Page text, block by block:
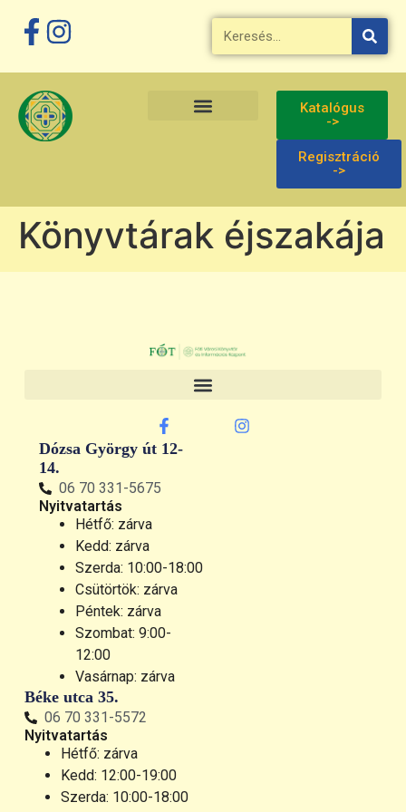
Katalógus
->
Regisztráció
->
Könyvtárak éjszakája
Béke utca 35.
06 70 331-5572
Nyitvatartás
Hétfő: zárva
Kedd: 12:00-19:00
Szerda: 10:00-18:00
Dózsa György út 12-
14.
06 70 331-5675
Nyitvatartás
Hétfő: zárva
Kedd: zárva
Szerda: 10:00-18:00
Csütörtök: zárva
Péntek: zárva
Szombat: 9:00-
12:00
Vasárnap: zárva